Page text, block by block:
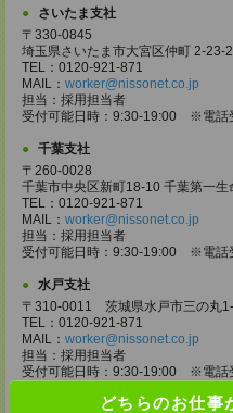
どちらのお仕事
さいたま支社
〒330-0845
埼玉県さいたま市大宮区仲町 2-23-
TEL：0120-921-871
MAIL： worker@nissonet.co.jp
担当：採用担当者
受付可能日時：9:30-19:00 ※電話
千葉支社
〒260-0028
千葉市中央区新町18-10 千葉第一生
TEL：0120-921-871
MAIL： worker@nissonet.co.jp
担当：採用担当者
受付可能日時：9:30-19:00 ※電話
水戸支社
〒310-0011 茨城県水戸市三の丸
TEL：0120-921-871
MAIL： worker@nissonet.co.jp
担当：採用担当者
受付可能日時：9:30-19:00 ※電話
宇都宮支社